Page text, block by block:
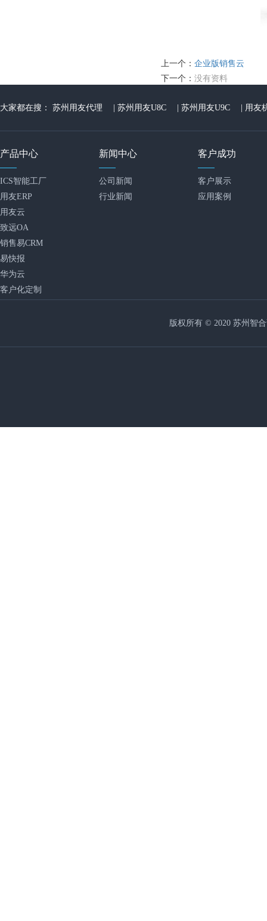
上一个： 企业版销售云
下一个： 没有资料
大家都在搜： 苏州用友代理 苏州用友U8C 苏州用友U9C 用友
产品中心
ICS智能工厂
用友ERP
用友云
致远OA
销售易CRM
易快报
华为云
客户化定制
新闻中心
公司新闻
行业新闻
客户成功
客户展示
应用案例
版权所有 © 2020 苏州智